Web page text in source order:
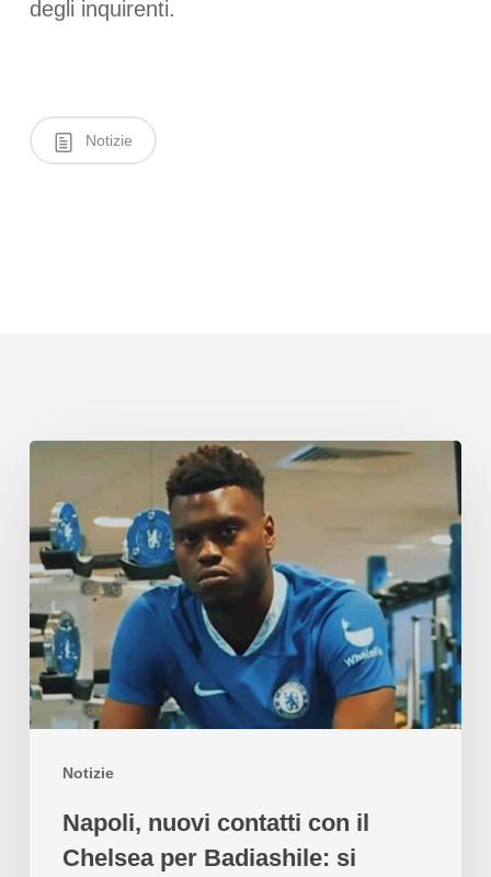
degli inquirenti.
Notizie
Notizie
Napoli, nuovi contatti con il
Chelsea per Badiashile: si